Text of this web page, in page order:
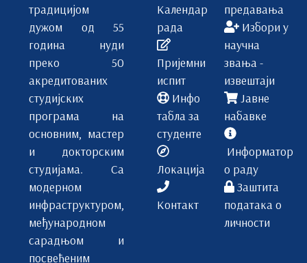
традицијом
дужом од 55
година нуди
преко 50
акредитованих
студијских
програма на
основним, мастер
и докторским
студијама. Са
модерном
инфраструктуром,
међународном
сарадњом и
посвећеним
Календар
рада
Пријемни
испит
Инфо
табла за
студенте
Локација
Контакт
предавања
Избори у
научна
звања -
извештаји
Јавне
набавке
Информатор
о раду
Заштита
података о
личности